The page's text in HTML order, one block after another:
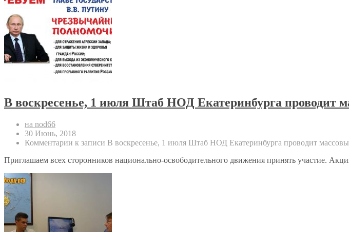
В воскресенье, 1 июля Штаб НОД Екатеринбурга проводит
на nod66
30 Июнь, 2018
Комментарии к записи В воскресенье, 1 июля Штаб НОД Екатеринбурга проводит
Приглашаем всех сторонников национально-освободительного движения принять участие.